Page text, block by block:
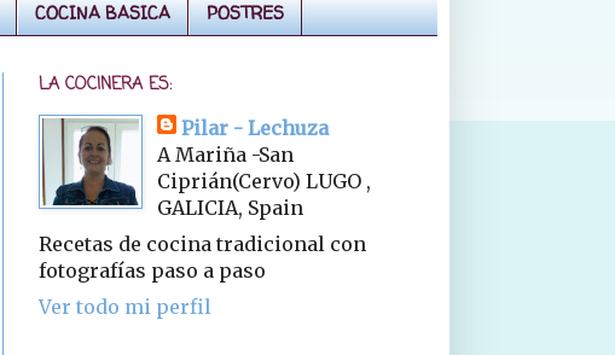
COCINA BASICA POSTRES
LA COCINERA ES:
Pilar - Lechuza
A Mariña -San
Ciprián(Cervo) LUGO ,
GALICIA, Spain
Recetas de cocina tradicional con
fotografías paso a paso
Ver todo mi perfil